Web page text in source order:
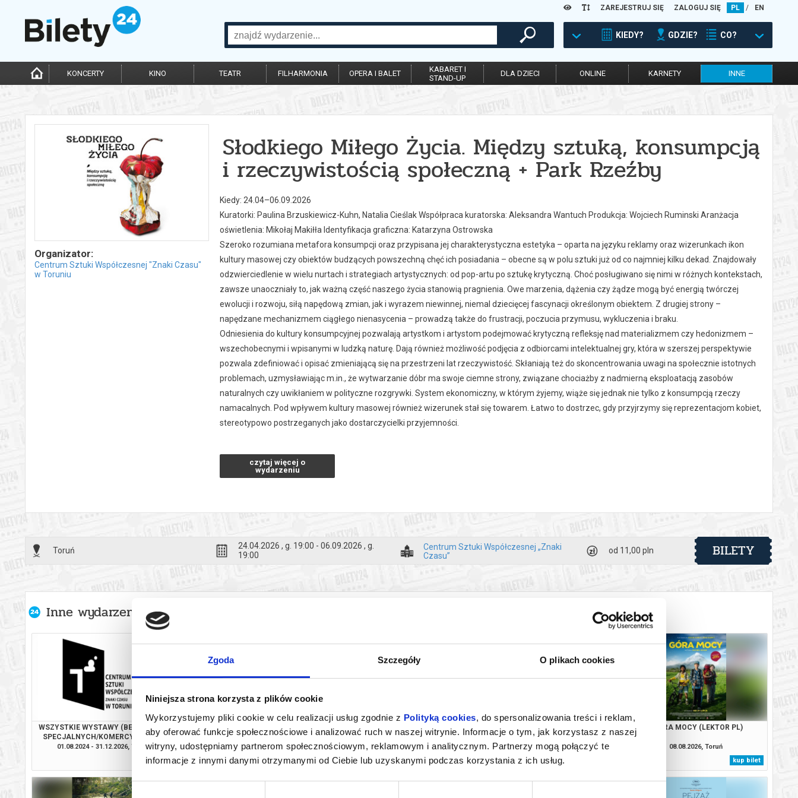
Zgoda Szczegóły O plikach cookies
Niniejsza strona korzysta z plików cookie
Wykorzystujemy pliki cookie w celu realizacji usług zgodnie z Polityką cookies, do spersonalizowania treści i reklam,
aby oferować funkcje społecznościowe i analizować ruch w naszej witrynie. Informacje o tym, jak korzystasz z naszej
witryny, udostępniamy partnerom społecznościowym, reklamowym i analitycznym. Partnerzy mogą połączyć te
informacje z innymi danymi otrzymanymi od Ciebie lub uzyskanymi podczas korzystania z ich usług.
Wybór
ZAREJESTRUJ SIĘ ZALOGUJ SIĘ PL / EN
KIEDY? GDZIE? CO?
KONCERTY KINO TEATR FILHARMONIA OPERA I BALET
KABARET I
STAND-UP
DLA DZIECI ONLINE KARNETY INNE
Organizator:
Centrum Sztuki Współczesnej "Znaki Czasu"
w Toruniu
Słodkiego Miłego Życia. Między sztuką, konsumpcją
i rzeczywistością społeczną + Park Rzeźby
Kiedy: 24.04–06.09.2026
Kuratorki: Paulina Brzuskiewicz-Kuhn, Natalia Cieślak Współpraca kuratorska: Aleksandra Wantuch Produkcja: Wojciech Ruminski Aranżacja
oświetlenia: Mikołaj Makiłła Identyfikacja graficzna: Katarzyna Ostrowska
Szeroko rozumiana metafora konsumpcji oraz przypisana jej charakterystyczna estetyka – oparta na języku reklamy oraz wizerunkach ikon
kultury masowej czy obiektów budzących powszechną chęć ich posiadania – obecne są w polu sztuki już od co najmniej kilku dekad. Znajdowały
odzwierciedlenie w wielu nurtach i strategiach artystycznych: od pop-artu po sztukę krytyczną. Choć posługiwano się nimi w różnych kontekstach,
zawsze unaoczniały to, jak ważną część naszego życia stanowią pragnienia. Owe marzenia, dążenia czy żądze mogą być energią twórczej
ewolucji i rozwoju, siłą napędową zmian, jak i wyrazem niewinnej, niemal dziecięcej fascynacji określonym obiektem. Z drugiej strony –
napędzane mechanizmem ciągłego nienasycenia – prowadzą także do frustracji, poczucia przymusu, wykluczenia i braku.
Odniesienia do kultury konsumpcyjnej pozwalają artystkom i artystom podejmować krytyczną refleksję nad materializmem czy hedonizmem –
wszechobecnymi i wpisanymi w ludzką naturę. Dają również możliwość podjęcia z odbiorcami intelektualnej gry, która w szerszej perspektywie
pozwala zdefiniować i opisać zmieniającą się na przestrzeni lat rzeczywistość. Skłaniają też do skoncentrowania uwagi na społecznie istotnych
problemach, uzmysławiając m.in., że wytwarzanie dóbr ma swoje ciemne strony, związane chociażby z nadmierną eksploatacją zasobów
naturalnych czy uwikłaniem w polityczne rozgrywki. System ekonomiczny, w którym żyjemy, wiąże się jednak nie tylko z konsumpcją rzeczy
namacalnych. Pod wpływem kultury masowej również wizerunek stał się towarem. Łatwo to dostrzec, gdy przyjrzymy się reprezentacjom kobiet,
stereotypowo postrzeganych jako dostarczycielki przyjemności.
Im bardziej rzeczywistość przesycona jest obrazami niosącymi obietnicę satysfakcji, tym intensywniejszy powinien być namysł nad tym, czy to,
czego pragniemy, realnie poprawia nasz dobrostan. Wystawa „Słodkiego, miłego życia” stawia więc w tym kontekście szereg pytań. W jaki sposób
rzeczywistość na nowo?
*******
Bezpieczne zakupy w Bilety24. W przypadku odwołania wydarzenia, gwarantujemy automatyczny zwrot środków potwierdzony komunikatem
czytaj więcej o
wydarzeniu
Toruń
24.04.2026 , g. 19:00 - 06.09.2026 , g.
19:00
Centrum Sztuki Współczesnej „Znaki
Czasu”
od 11,00 pln BILETY
Inne wydarzenia organizatora
WSZYSTKIE WYSTAWY (BEZ WYSTAW
SPECJALNYCH/KOMERCYJNYCH) +
PARK RZEŹBY WYSTAWA STAŁA
01.08.2024 - 31.12.2026, Toruń
kup bilet
17. PLASTER MIĘDZYNARODOWY
FESTIWAL GRAFIKI PROJEKTOWEJ
16.05.2026 - 13.09.2026, Toruń
kup bilet
EDEN. GRZEGORZ WEŁNICKI
04.07.2026 - 31.08.2026, Toruń
kup bilet
SŁOWO UCIELEŚNIONE
27.06.2026 - 08.11.2026, Toruń
GÓRA MOCY (LEKTOR PL)
08.08.2026, Toruń
kup bilet